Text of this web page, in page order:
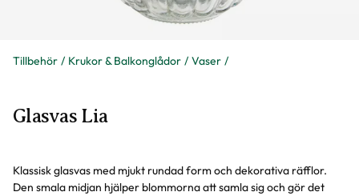
Tillbehör Krukor & Balkonglådor Vaser
Glasvas Lia
Klassisk glasvas med mjukt rundad form och dekorativa räfflor.
Den smala midjan hjälper blommorna att samla sig och gör det